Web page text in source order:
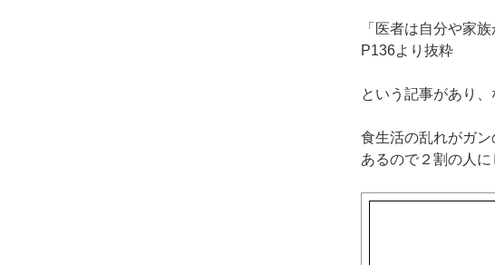
「医者は自分や家
P136より抜粋
という記事があり、
食生活の乱れがガ
あるので２割の人に